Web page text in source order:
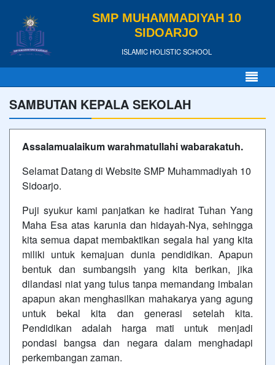
SMP MUHAMMADIYAH 10
SIDOARJO
ISLAMIC HOLISTIC SCHOOL
SAMBUTAN KEPALA SEKOLAH
Assalamualaikum warahmatullahi wabarakatuh.
Selamat Datang di Website SMP Muhammadiyah 10
Sidoarjo.
Puji syukur kami panjatkan ke hadirat Tuhan Yang
Maha Esa atas karunia dan hidayah-Nya, sehingga
kita semua dapat membaktikan segala hal yang kita
miliki untuk kemajuan dunia pendidikan. Apapun
bentuk dan sumbangsih yang kita berikan, jika
dilandasi niat yang tulus tanpa memandang imbalan
apapun akan menghasilkan mahakarya yang agung
untuk bekal kita dan generasi setelah kita.
Pendidikan adalah harga mati untuk menjadi
pondasi bangsa dan negara dalam menghadapi
perkembangan zaman.